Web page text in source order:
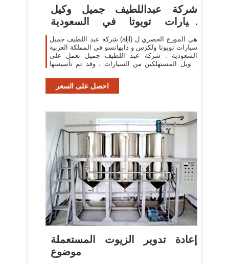
شركة عبداللطيف جميل وكيل
سيارات تويوتا في السعودية
المرسال
شركة عبد اللطيف جميل (aljl) هي الموزع الحصري ل
سيارات تويوتا ولكزس و دايهاتسو في المملكة العربية
السعودية . شركة عبد اللطيف جميل تعمل على
تمويل المستهلكين من السيارات ، وقد تم تأسيسها
احصل على السعر
إعادة تدوير الزيوت المستعملة
موضوع